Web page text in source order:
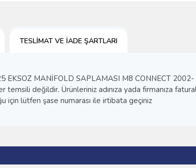
TESLIMAT VE İADE ŞARTLARI
MANİFOLD SAPLAMASI M8 CONNECT 2002-
değildir. Ürünleriniz adınıza yada firmanıza
için lütfen şase numarası ile irtibata geçiniz